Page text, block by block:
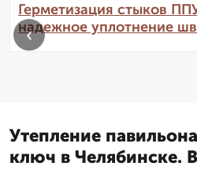
Герметизация стыков
надежное уплотнение
‹
Утепление
ключ в Челябинске.